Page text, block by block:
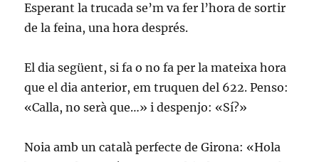
Esperant la trucada se’m va fer l’hora de sortir
de la feina, una hora després.
El dia següent, si fa o no fa per la mateixa hora
que el dia anterior, em truquen del 622. Penso:
«Calla, no serà que…» i despenjo: «Sí?»
Noia amb un català perfecte de Girona: «Hola